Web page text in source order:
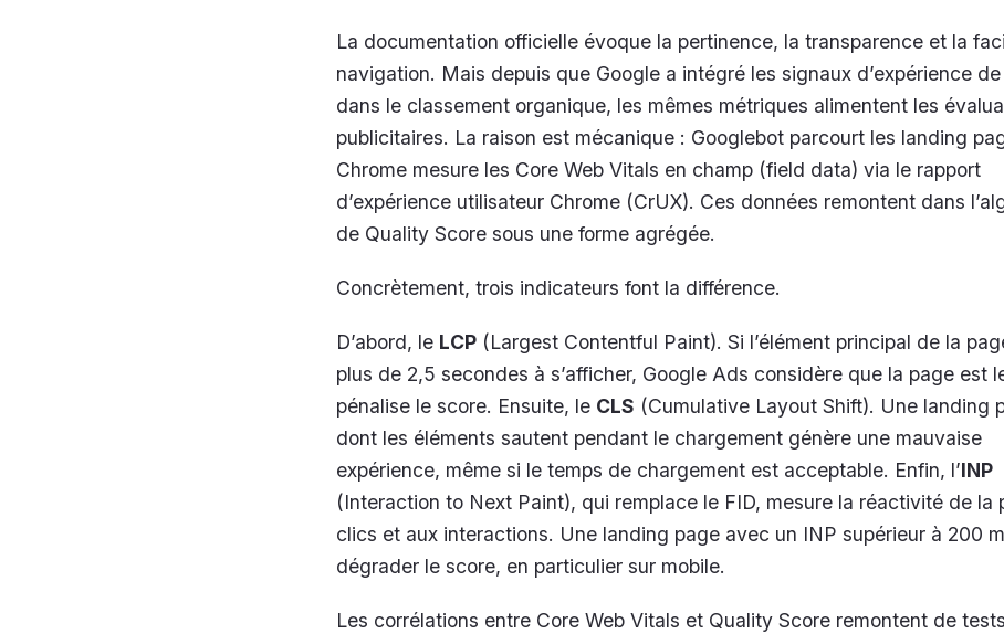
La documentation officielle évoque la pertinence, la transparence et la
navigation. Mais depuis que Google a intégré les signaux d’expérience
dans le classement organique, les mêmes métriques alimentent les
publicitaires. La raison est mécanique : Googlebot parcourt les landing
Chrome mesure les Core Web Vitals en champ (field data) via le rapport
d’expérience utilisateur Chrome (CrUX). Ces données remontent dans
de Quality Score sous une forme agrégée.
Concrètement, trois indicateurs font la différence.
D’abord, le LCP (Largest Contentful Paint). Si l’élément principal de la
plus de 2,5 secondes à s’afficher, Google Ads considère que la page est
pénalise le score. Ensuite, le CLS (Cumulative Layout Shift). Une landing
dont les éléments sautent pendant le chargement génère une mauvaise
expérience, même si le temps de chargement est acceptable. Enfin, l’INP
(Interaction to Next Paint), qui remplace le FID, mesure la réactivité de la
clics et aux interactions. Une landing page avec un INP supérieur à 200
dégrader le score, en particulier sur mobile.
Les corrélations entre Core Web Vitals et Quality Score remontent de